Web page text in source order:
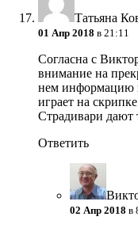
Татьяна
01 Апр 2018 в 21:11
Согласна с
внимание на
нем информацию
играет на
Страдивари дают
Ответить
02 Апр 2018 в